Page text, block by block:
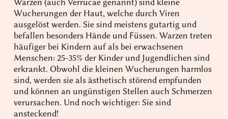
Wucherungen der Haut, welche durch Viren
ausgelöst werden. Sie sind meistens gutartig und
befallen besonders Hände und Füssen. Warzen treten
häufiger bei Kindern auf als bei erwachsenen
Menschen: 25-35% der Kinder und Jugendlichen sind
erkrankt. Obwohl die kleinen Wucherungen harmlos
sind, werden sie als ästhetisch störend empfunden
und können an ungünstigen Stellen auch Schmerzen
verursachen. Und noch wichtiger: Sie sind
ansteckend!